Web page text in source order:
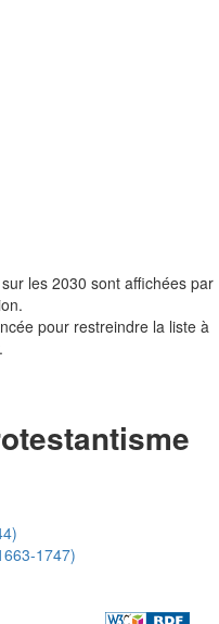
les 2030 sont affichées par
pour restreindre la liste à
1747)